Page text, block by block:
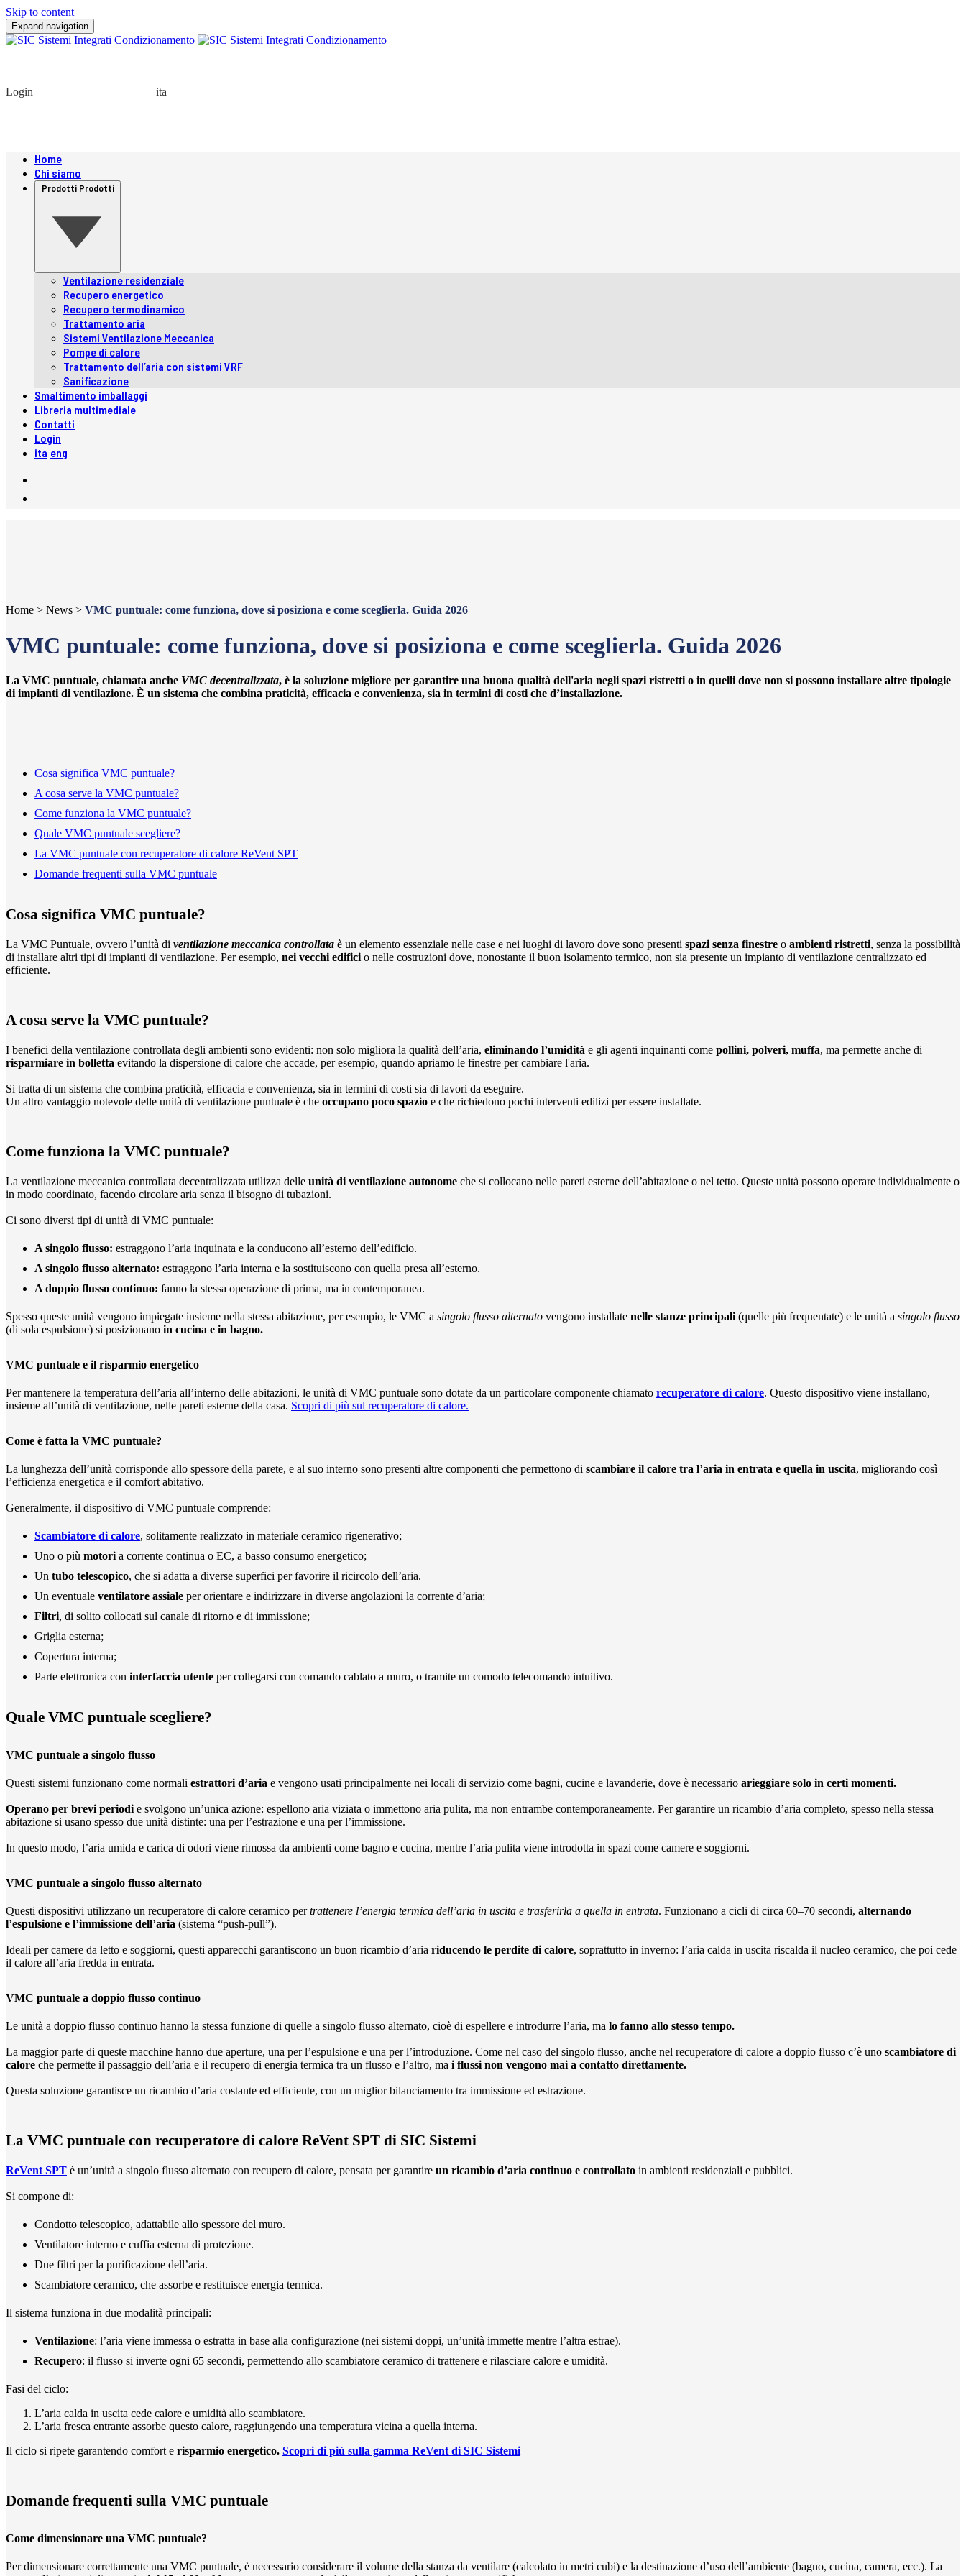
Skip to content
Expand navigation
Login ita
Home
Chi siamo
Prodotti Prodotti
Ventilazione residenziale
Recupero energetico
Recupero termodinamico
Trattamento aria
Sistemi Ventilazione Meccanica
Pompe di calore
Trattamento dell’aria con sistemi VRF
Sanificazione
Smaltimento imballaggi
Libreria multimediale
Contatti
Login
ita eng
Home > News > VMC puntuale: come funziona, dove si posiziona e come sceglierla. Guida 2026
VMC puntuale: come funziona, dove si posiziona e come sceglierla. Guida 2026
La VMC puntuale, chiamata anche VMC decentralizzata, è la soluzione migliore per garantire una buona qualità dell'aria negli spazi ristretti o in quelli dove non si possono installare altre tipologie
di impianti di ventilazione. È un sistema che combina praticità, efficacia e convenienza, sia in termini di costi che d’installazione.
Cosa significa VMC puntuale?
A cosa serve la VMC puntuale?
Come funziona la VMC puntuale?
Quale VMC puntuale scegliere?
La VMC puntuale con recuperatore di calore ReVent SPT
Domande frequenti sulla VMC puntuale
Cosa significa VMC puntuale?
La VMC Puntuale, ovvero l’unità di ventilazione meccanica controllata è un elemento essenziale nelle case e nei luoghi di lavoro dove sono presenti spazi senza finestre o ambienti ristretti, senza la possibilità
di installare altri tipi di impianti di ventilazione. Per esempio, nei vecchi edifici o nelle costruzioni dove, nonostante il buon isolamento termico, non sia presente un impianto di ventilazione centralizzato ed
efficiente.
A cosa serve la VMC puntuale?
I benefici della ventilazione controllata degli ambienti sono evidenti: non solo migliora la qualità dell’aria, eliminando l’umidità e gli agenti inquinanti come pollini, polveri, muffa, ma permette anche di
risparmiare in bolletta evitando la dispersione di calore che accade, per esempio, quando apriamo le finestre per cambiare l'aria.
Si tratta di un sistema che combina praticità, efficacia e convenienza, sia in termini di costi sia di lavori da eseguire.
Un altro vantaggio notevole delle unità di ventilazione puntuale è che occupano poco spazio e che richiedono pochi interventi edilizi per essere installate.
Come funziona la VMC puntuale?
La ventilazione meccanica controllata decentralizzata utilizza delle unità di ventilazione autonome che si collocano nelle pareti esterne dell’abitazione o nel tetto. Queste unità possono operare individualmente o
in modo coordinato, facendo circolare aria senza il bisogno di tubazioni.
Ci sono diversi tipi di unità di VMC puntuale:
A singolo flusso: estraggono l’aria inquinata e la conducono all’esterno dell’edificio.
A singolo flusso alternato: estraggono l’aria interna e la sostituiscono con quella presa all’esterno.
A doppio flusso continuo: fanno la stessa operazione di prima, ma in contemporanea.
Spesso queste unità vengono impiegate insieme nella stessa abitazione, per esempio, le VMC a singolo flusso alternato vengono installate nelle stanze principali (quelle più frequentate) e le unità a singolo flusso
(di sola espulsione) si posizionano in cucina e in bagno.
VMC puntuale e il risparmio energetico
Per mantenere la temperatura dell’aria all’interno delle abitazioni, le unità di VMC puntuale sono dotate da un particolare componente chiamato recuperatore di calore. Questo dispositivo viene installano,
insieme all’unità di ventilazione, nelle pareti esterne della casa. Scopri di più sul recuperatore di calore.
Come è fatta la VMC puntuale?
La lunghezza dell’unità corrisponde allo spessore della parete, e al suo interno sono presenti altre componenti che permettono di scambiare il calore tra l’aria in entrata e quella in uscita, migliorando così
l’efficienza energetica e il comfort abitativo.
Generalmente, il dispositivo di VMC puntuale comprende:
Scambiatore di calore, solitamente realizzato in materiale ceramico rigenerativo;
Uno o più motori a corrente continua o EC, a basso consumo energetico;
Un tubo telescopico, che si adatta a diverse superfici per favorire il ricircolo dell’aria.
Un eventuale ventilatore assiale per orientare e indirizzare in diverse angolazioni la corrente d’aria;
Filtri, di solito collocati sul canale di ritorno e di immissione;
Griglia esterna;
Copertura interna;
Parte elettronica con interfaccia utente per collegarsi con comando cablato a muro, o tramite un comodo telecomando intuitivo.
Quale VMC puntuale scegliere?
VMC puntuale a singolo flusso
Questi sistemi funzionano come normali estrattori d’aria e vengono usati principalmente nei locali di servizio come bagni, cucine e lavanderie, dove è necessario arieggiare solo in certi momenti.
Operano per brevi periodi e svolgono un’unica azione: espellono aria viziata o immettono aria pulita, ma non entrambe contemporaneamente. Per garantire un ricambio d’aria completo, spesso nella stessa
abitazione si usano spesso due unità distinte: una per l’estrazione e una per l’immissione.
In questo modo, l’aria umida e carica di odori viene rimossa da ambienti come bagno e cucina, mentre l’aria pulita viene introdotta in spazi come camere e soggiorni.
VMC puntuale a singolo flusso alternato
Questi dispositivi utilizzano un recuperatore di calore ceramico pertrattenere l’energia termica dell’aria in uscita e trasferirla a quella in entrata. Funzionano a cicli di circa 60–70 secondi, alternando
l’espulsione e l’immissione dell’aria (sistema “push-pull”).
Ideali per camere da letto e soggiorni, questi apparecchi garantiscono un buon ricambio d’aria riducendo le perdite di calore, soprattutto in inverno: l’aria calda in uscita riscalda il nucleo ceramico, che poi cede
il calore all’aria fredda in entrata.
VMC puntuale a doppio flusso continuo
Le unità a doppio flusso continuo hanno la stessa funzione di quelle a singolo flusso alternato, cioè di espellere e introdurre l’aria, ma lo fanno allo stesso tempo.
La maggior parte di queste macchine hanno due aperture, una per l’espulsione e una per l’introduzione. Come nel caso del singolo flusso, anche nel recuperatore di calore a doppio flusso c’è uno scambiatore di
calore che permette il passaggio dell’aria e il recupero di energia termica tra un flusso e l’altro, ma i flussi non vengono mai a contatto direttamente.
Questa soluzione garantisce un ricambio d’aria costante ed efficiente, con un miglior bilanciamento tra immissione ed estrazione.
La VMC puntuale con recuperatore di calore ReVent SPT di SIC Sistemi
ReVent SPT è un’unità a singolo flusso alternato con recupero di calore, pensata per garantire un ricambio d’aria continuo e controllato in ambienti residenziali e pubblici.
Si compone di:
Condotto telescopico, adattabile allo spessore del muro.
Ventilatore interno e cuffia esterna di protezione.
Due filtri per la purificazione dell’aria.
Scambiatore ceramico, che assorbe e restituisce energia termica.
Il sistema funziona in due modalità principali:
Ventilazione: l’aria viene immessa o estratta in base alla configurazione (nei sistemi doppi, un’unità immette mentre l’altra estrae).
Recupero: il flusso si inverte ogni 65 secondi, permettendo allo scambiatore ceramico di trattenere e rilasciare calore e umidità.
Fasi del ciclo:
L’aria calda in uscita cede calore e umidità allo scambiatore.
L’aria fresca entrante assorbe questo calore, raggiungendo una temperatura vicina a quella interna.
Il ciclo si ripete garantendo comfort e risparmio energetico. Scopri di più sulla gamma ReVent di SIC Sistemi
Domande frequenti sulla VMC puntuale
Come dimensionare una VMC puntuale?
Per dimensionare correttamente una VMC puntuale, è necessario considerare il volume della stanza da ventilare (calcolato in metri cubi) e la destinazione d’uso dell’ambiente (bagno, cucina, camera, ecc.). La